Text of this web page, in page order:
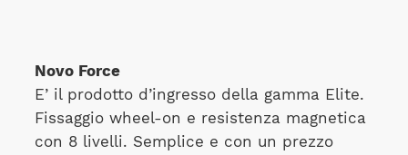
Novo Force
E’ il prodotto d’ingresso della gamma Elite.
Fissaggio wheel-on e resistenza magnetica
con 8 livelli. Semplice e con un prezzo